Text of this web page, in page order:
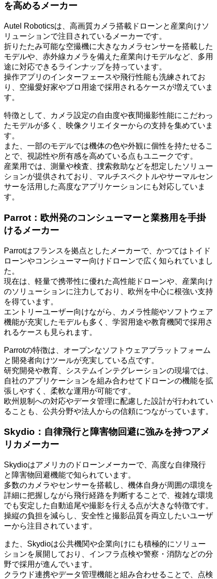
を高めるメーカー
Autel Roboticsは、高画質カメラ搭載ドローンと産業向けソ
リューションで注目されているメーカーです。
折りたたみ可能な空撮機に大きなカメラセンサーを搭載した
モデルや、赤外線カメラを備えた産業向けモデルなど、多用
途に対応できるラインナップを持っています。
操作アプリのインターフェースや飛行性能も洗練されてお
り、空撮愛好家やプロ用途で採用されるケースが増えていま
す。
特徴として、カメラ設定の自由度や夜間撮影性能にこだわっ
たモデルが多く、映像クリエイターからの支持を集めていま
す。
また、一部のモデルでは機体の色や外観に個性を持たせるこ
とで、視認性や所有感を高めている点もユニークです。
産業用では、測量や検査、捜索救助などを想定したソリュー
ションが提供されており、マルチスペクトルやサーマルセン
サーを活用した高度なアプリケーションにも対応していま
す。
Parrot：欧州発のコンシューマーと業務用を手掛
けるメーカー
Parrotはフランスを拠点としたメーカーで、かつてはトイド
ローンやコンシューマー向けドローンで広く知られていまし
た。
現在は、軽量で携帯性に優れた高性能ドローンや、産業向け
のソリューションに注力しており、欧州を中心に根強い支持
を得ています。
エントリーユーザー向けながら、カメラ性能やソフトウェア
機能が充実したモデルも多く、学習用途や教育機関で採用さ
れるケースも見られます。
Parrotの特徴は、オープンなソフトウェアプラットフォーム
と開発者向けツールが充実している点です。
研究開発や教育、システムインテグレーションの現場では、
自社のアプリケーションを組み合わせてドローンの機能を拡
張しやすく、柔軟な運用が可能です。
欧州規制への対応やデータ管理に配慮した設計が行われてい
ることも、公共分野や法人からの信頼につながっています。
Skydio：自律飛行と障害物回避に強みを持つアメ
リカメーカー
Skydioはアメリカのドローンメーカーで、高度な自律飛行
と障害物回避機能で知られています。
多数のカメラやセンサーを搭載し、機体自身が周囲の環境を
詳細に把握しながら飛行経路を判断することで、複雑な環境
でも安定した自動追尾や撮影を行える点が大きな特徴です。
操縦の負担を減らし、安全性と撮影品質を両立したいユーザ
ーから注目されています。
また、Skydioは公共機関や企業向けにも積極的にソリュー
ションを展開しており、インフラ点検や警察・消防などの分
野で採用が進んでいます。
クラウド連携やデータ管理機能と組み合わせることで、点検